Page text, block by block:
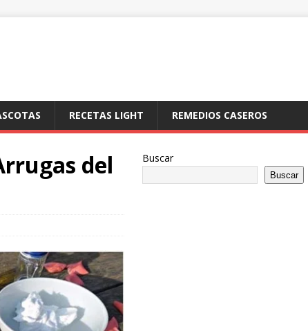
RECETAS LIGHT REMEDIOS CASEROS
del
Buscar
Buscar